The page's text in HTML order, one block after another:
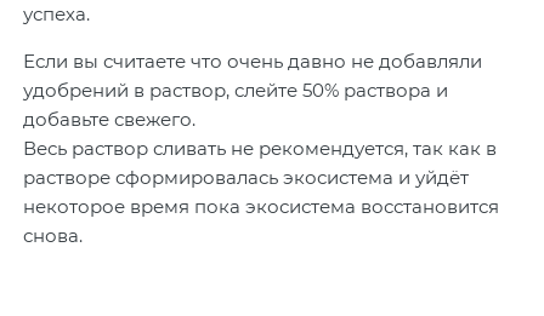
успеха.
Если вы считаете что очень давно не добавляли
удобрений в раствор, слейте 50% раствора и
добавьте свежего.
Весь раствор сливать не рекомендуется, так как в
растворе сформировалась экосистема и уйдёт
некоторое время пока экосистема восстановится
снова.